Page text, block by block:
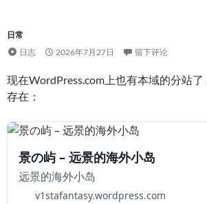
日常
日志
2026年7月27日 留下评论
现在WordPress.com上也有本域的分站
存在：
景の屿 – 远景的海外小岛
远景的海外小岛
v1stafantasy.wordpress.com